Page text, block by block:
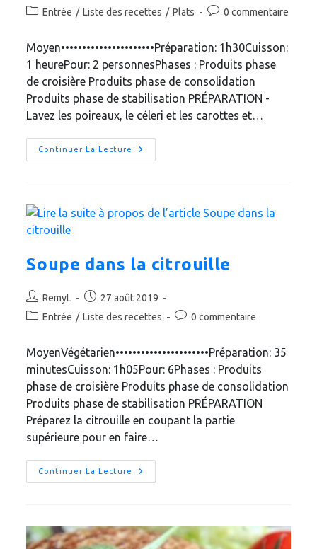
de
publiée :
PostEntrée / Liste des recettes / Plats
Commentaires
publication :
0 commentaire
Moyen••••••••••••••••••••••Préparation: 1h30Cuisson:
1 heurePour: 2 personnesPhases : Produits phase
de croisière Produits phase de consolidation
Produits phase de stabilisation PRÉPARATION -
Lavez les poireaux, le céleri et les carottes et…
Continuer La Lecture
Soupe
Froide
Soupe dans la citrouille
Auteur/autrice
de
RemyL
Publication
publiée :
27 août 2019
PostEntrée / Liste des recettes
Commentaires
publication :
0 commentaire
MoyenVégétarien••••••••••••••••••••••Préparation: 35
minutesCuisson: 1h05Pour: 6Phases : Produits
phase de croisière Produits phase de consolidation
Produits phase de stabilisation PRÉPARATION
Préparez la citrouille en coupant la partie
supérieure pour en faire…
Continuer La Lecture
Soupe
Dans